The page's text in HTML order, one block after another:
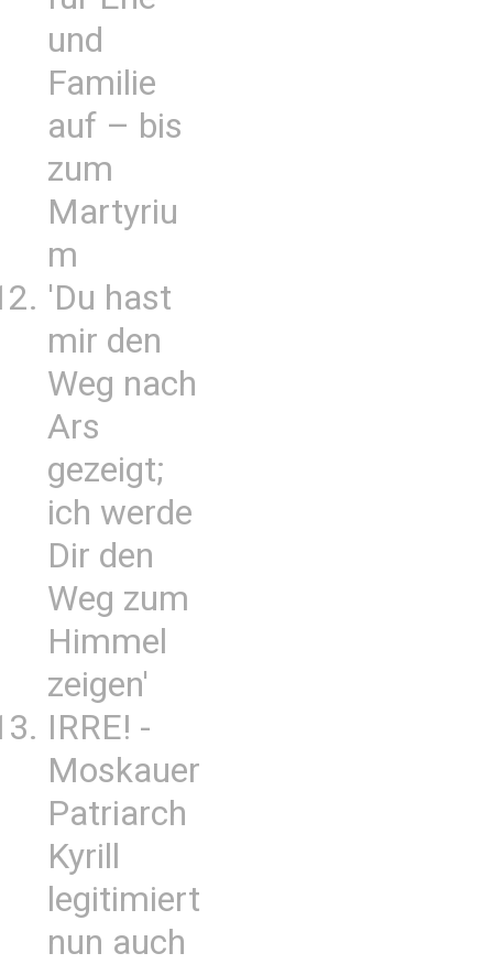
und
Familie
auf – bis
zum
Martyriu
m
'Du hast
mir den
Weg nach
Ars
gezeigt;
ich werde
Dir den
Weg zum
Himmel
zeigen'
IRRE! -
Moskauer
Patriarch
Kyrill
legitimiert
nun auch